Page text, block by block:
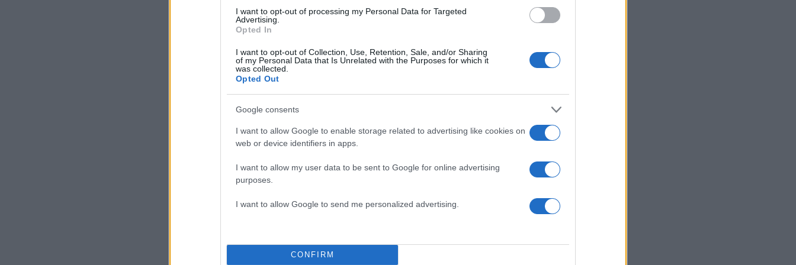
I want to opt-out of processing my Personal Data for Targeted
Advertising.
Opted In
I want to opt-out of Collection, Use, Retention, Sale, and/or Sharing
of my Personal Data that Is Unrelated with the Purposes for which it
was collected.
Opted Out
Google consents
I want to allow Google to enable storage related to advertising like cookies on
web or device identifiers in apps.
I want to allow my user data to be sent to Google for online advertising
purposes.
I want to allow Google to send me personalized advertising.
CONFIRM